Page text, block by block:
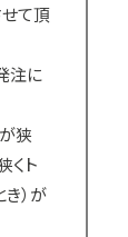
て頂
注に
狭
くト
）が